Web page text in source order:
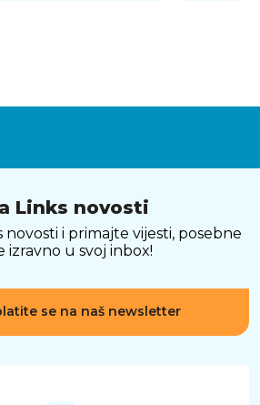
Links novosti
novosti i primajte vijesti, posebne
u svoj inbox!
se na naš newsletter